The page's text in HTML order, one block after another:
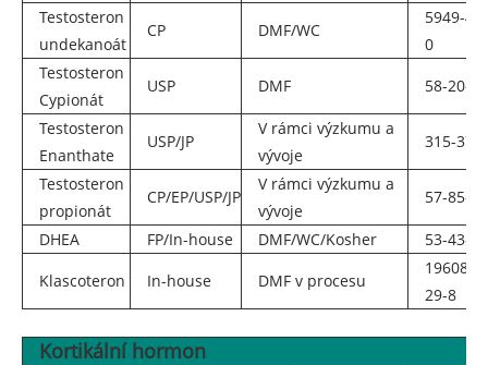
Testosteron
undekanoát
CP DMF/WC
5949-44-
0
Testosteron
Cypionát
USP DMF 58-20-8
Testosteron
Enanthate
USP/JP
V rámci výzkumu a
vývoje
315-37-7
Testosteron
propionát
CP/EP/USP/JP
V rámci výzkumu a
vývoje
57-85-2
DHEA FP/In-house DMF/WC/Kosher
53-43-0
Klascoteron
In-house DMF v procesu
19608-
29-8
Kortikální hormon